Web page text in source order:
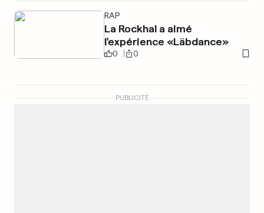
RAP
La Rockhal a aimé
l'expérience «Läbdance»
0 0
PUBLICITÉ